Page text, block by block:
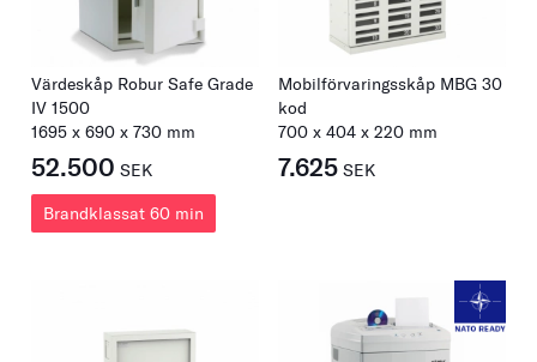
Värdeskåp Robur Safe Grade
IV 1500
1695 x 690 x 730 mm
52.500 SEK
Brandklassat 60 min
Mobilförvaringsskåp MBG 30
kod
700 x 404 x 220 mm
7.625 SEK